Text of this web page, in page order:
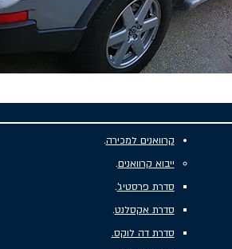
קרוואנים למכירה.
ייבוא קרוואנים.
סדרת פרסטיג'.
סדרת אקסלנט.
סדרת דה לוקס.